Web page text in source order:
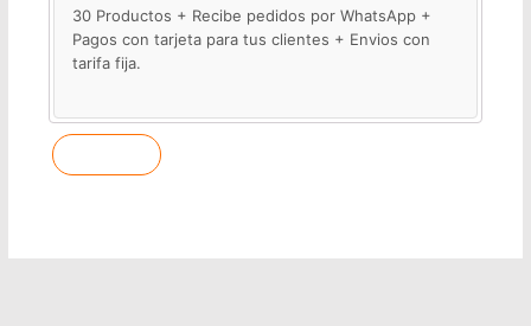
30 Productos + Recibe pedidos por WhatsApp +
Pagos con tarjeta para tus clientes + Envios con
tarifa fija.